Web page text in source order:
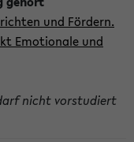
und Fördern.
Emotionale und
nicht vorstudiert